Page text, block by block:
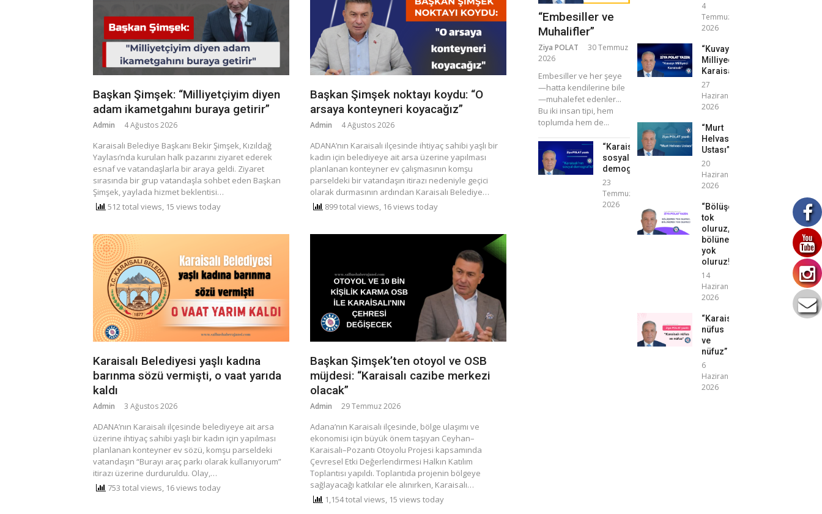
Başkan Şimşek: “Milliyetçiyim diyen
adam ikametgahını buraya getirir”
Admin 4 Ağustos 2026
Karaisalı Belediye Başkanı Bekir Şimşek, Kızıldağ
Yaylası’nda kurulan halk pazarını ziyaret ederek
esnaf ve vatandaşlarla bir araya geldi. Ziyaret
sırasında bir grup vatandaşla sohbet eden Başkan
Şimşek, yaylada hizmet beklentisi…
512 total views, 15 views today
Başkan Şimşek noktayı koydu: “O
arsaya konteyneri koyacağız”
Admin 4 Ağustos 2026
ADANA’nın Karaisalı ilçesinde ihtiyaç sahibi yaşlı bir
kadın için belediyeye ait arsa üzerine yapılması
planlanan konteyner ev çalışmasının komşu
parseldeki bir vatandaşın itirazı nedeniyle geçici
olarak durmasının ardından Karaisalı Belediye…
899 total views, 16 views today
Karaisalı Belediyesi yaşlı kadına
barınma sözü vermişti, o vaat yarıda
kaldı
Admin 3 Ağustos 2026
​ADANA’nın Karaisalı ilçesinde belediyeye ait arsa
üzerine ihtiyaç sahibi yaşlı bir kadın için yapılması
planlanan konteyner ev sözü, komşu parseldeki
vatandaşın “Burayı araç parkı olarak kullanıyorum”
itirazı üzerine durduruldu. ​Olay,…
753 total views, 16 views today
Başkan Şimşek’ten otoyol ve OSB
müjdesi: “Karaisalı cazibe merkezi
olacak”
Admin 29 Temmuz 2026
​Adana’nın Karaisalı ilçesinde, bölge ulaşımı ve
ekonomisi için büyük önem taşıyan Ceyhan–
Karaisalı–Pozantı Otoyolu Projesi kapsamında
Çevresel Etki Değerlendirmesi Halkın Katılım
Toplantısı yapıldı. Toplantıda projenin bölgeye
sağlayacağı katkılar ele alınırken, Karaisalı…
1,154 total views, 15 views today
“Embesiller ve
Muhalifler”
Ziya POLAT
30 Temmuz
2026
​Embesiller ve her şeye
—hatta kendilerine bile
—muhalefet edenler...
Bu iki insan tipi, hem
toplumda hem de...
“Karaisalı’nın
sosyal
demografisi”
23
Temmuz
2026
4
Temmuz
2026
“Kuvayı
Milliyeci
Karaisalı”
27
Haziran
2026
“Murt
Helvası
Ustası”
20
Haziran
2026
“Bölüşerek
tok
oluruz,
bölünerek
yok
oluruz!”
14
Haziran
2026
“Karaisalı
nüfus
ve
nüfuz”
6
Haziran
2026